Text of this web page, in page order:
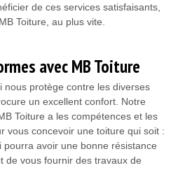
de ces services satisfaisants,
Toiture, au plus vite.
avec MB Toiture
nous protège contre les diverses
un excellent confort. Notre
Toiture a les compétences et les
vous concevoir une toiture qui soit :
pourra avoir une bonne résistance
de vous fournir des travaux de